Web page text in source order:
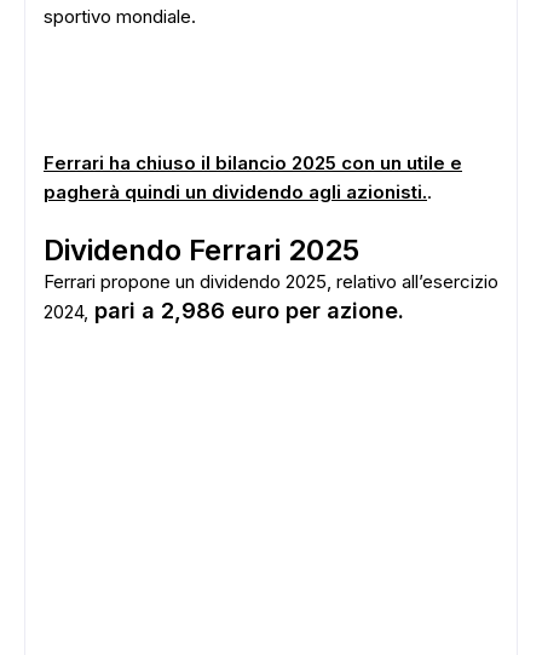
sportivo mondiale.
Ferrari ha chiuso il bilancio 2025 con un utile e
pagherà quindi un dividendo agli azionisti..
Dividendo Ferrari 2025
Ferrari propone un dividendo 2025, relativo all’esercizio
2024, pari a 2,986 euro per azione.